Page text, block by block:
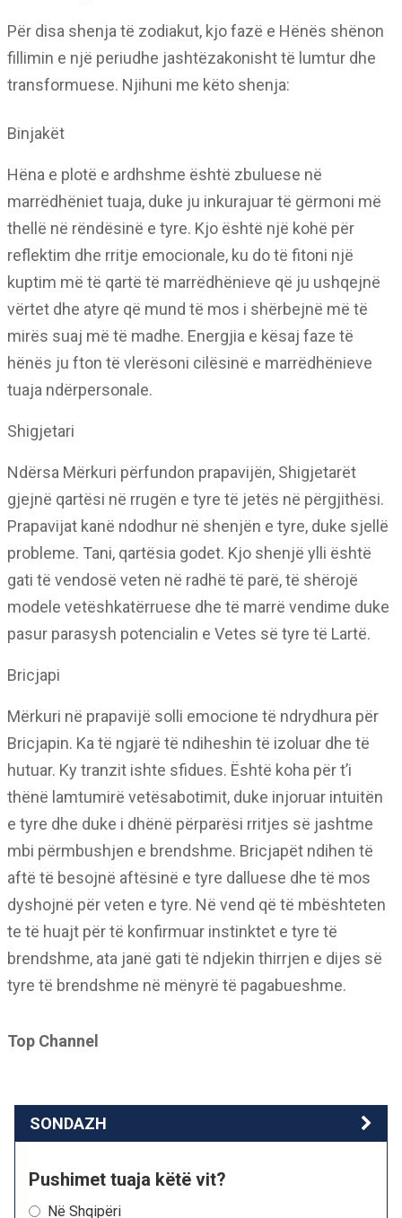
Për disa shenja të zodiakut, kjo fazë e Hënës shënon
fillimin e një periudhe jashtëzakonisht të lumtur dhe
transformuese. Njihuni me këto shenja:
Binjakët
Hëna e plotë e ardhshme është zbuluese në
marrëdhëniet tuaja, duke ju inkurajuar të gërmoni më
thellë në rëndësinë e tyre. Kjo është një kohë për
reflektim dhe rritje emocionale, ku do të fitoni një
kuptim më të qartë të marrëdhënieve që ju ushqejnë
vërtet dhe atyre që mund të mos i shërbejnë më të
mirës suaj më të madhe. Energjia e kësaj faze të
hënës ju fton të vlerësoni cilësinë e marrëdhënieve
tuaja ndërpersonale.
Shigjetari
Ndërsa Mërkuri përfundon prapavijën, Shigjetarët
gjejnë qartësi në rrugën e tyre të jetës në përgjithësi.
Prapavijat kanë ndodhur në shenjën e tyre, duke sjellë
probleme. Tani, qartësia godet. Kjo shenjë ylli është
gati të vendosë veten në radhë të parë, të shërojë
modele vetëshkatërruese dhe të marrë vendime duke
pasur parasysh potencialin e Vetes së tyre të Lartë.
Bricjapi
Mërkuri në prapavijë solli emocione të ndrydhura për
Bricjapin. Ka të ngjarë të ndiheshin të izoluar dhe të
hutuar. Ky tranzit ishte sfidues. Është koha për t’i
thënë lamtumirë vetësabotimit, duke injoruar intuitën
e tyre dhe duke i dhënë përparësi rritjes së jashtme
mbi përmbushjen e brendshme. Bricjapët ndihen të
aftë të besojnë aftësinë e tyre dalluese dhe të mos
dyshojnë për veten e tyre. Në vend që të mbështeten
te të huajt për të konfirmuar instinktet e tyre të
brendshme, ata janë gati të ndjekin thirrjen e dijes së
tyre të brendshme në mënyrë të pagabueshme.
Top Channel
SONDAZH
Pushimet tuaja këtë vit?
Në Shqipëri